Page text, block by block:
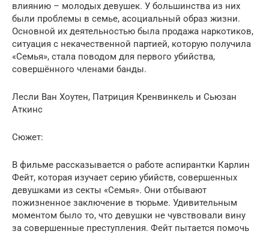
влиянию – молодых девушек. У большинства из них
были проблемы в семье, асоциальный образ жизни.
Основной их деятельностью была продажа наркотиков,
ситуация с некачественной партией, которую получила
«Семья», стала поводом для первого убийства,
совершённого членами банды.
Лесли Ван Хоутен, Патриция Кренвинкель и Сьюзан
Аткинс
Сюжет:
В фильме рассказывается о работе аспирантки Карлин
Фейт, которая изучает серию убийств, совершенных
девушками из секты «Семья». Они отбывают
пожизненное заключение в тюрьме. Удивительным
моментом было то, что девушки не чувствовали вину
за совершенные преступления. Фейт пытается помочь